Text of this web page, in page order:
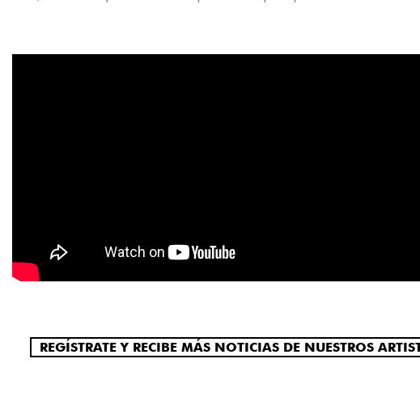
REGÍSTRATE Y RECIBE MÁS NOTICIAS DE NUESTROS